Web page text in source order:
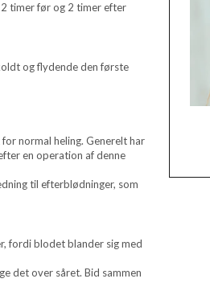
timer før og 2 timer efter
og flydende den første
normal heling. Generelt har
en operation af denne
til efterblødninger, som
fordi blodet blander sig med
det over såret. Bid sammen